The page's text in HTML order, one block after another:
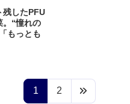
残したPFU
。“憧れの
もっとも
1 2